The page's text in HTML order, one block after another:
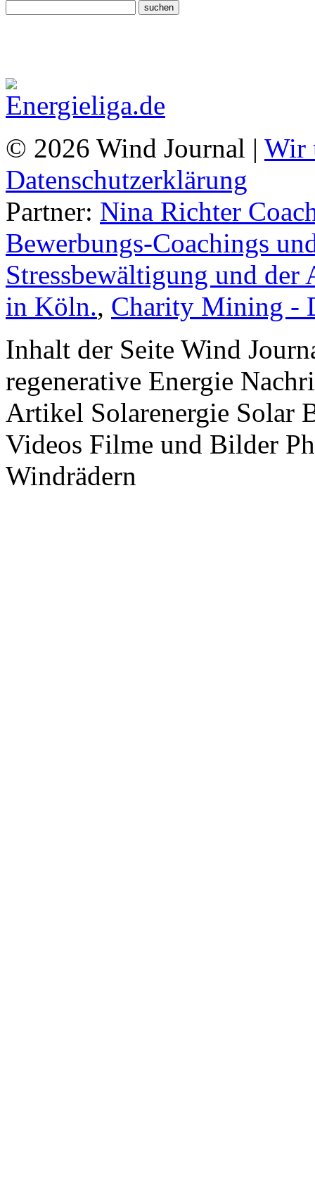
© 2026 Wind Journal | Wir
Datenschutzerklärung
Partner: Nina Richter
Bewerbungs-Coachings
Stressbewältigung und
in Köln., Charity Mining -
Inhalt der Seite Wind
regenerative Energie
Artikel Solarenergie Solar
Videos Filme und Bilder
Windrädern